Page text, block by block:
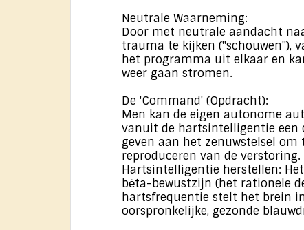
Neutrale Waarneming:
Door met neutrale aandacht
trauma te kijken ("schouwen"),
het programma uit elkaar en
weer gaan stromen.
De 'Command' (Opdracht):
Men kan de eigen autonome
vanuit de hartsintelligentie een
geven aan het zenuwstelsel
reproduceren van de verstoring.
Hartsintelligentie herstellen:
bėta-bewustzijn (het rationele
hartsfrequentie stelt het brein
oorspronkelijke, gezonde